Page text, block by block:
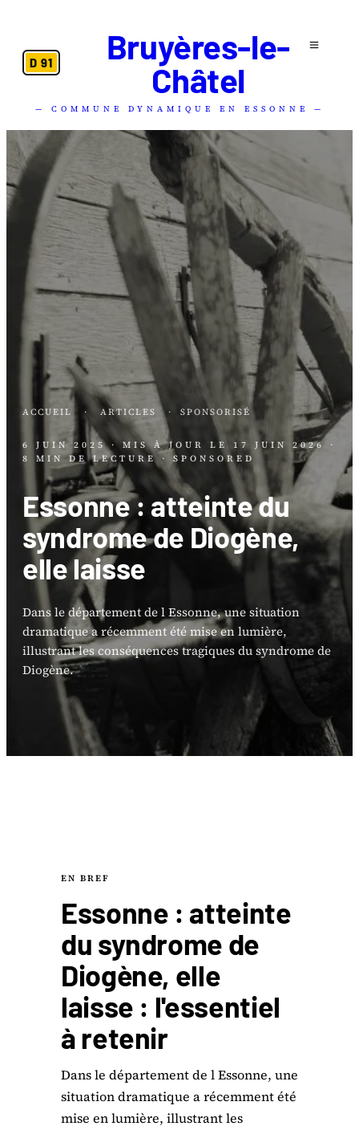
D 91
Bruyères-le-
Châtel
— COMMUNE DYNAMIQUE EN ESSONNE —
ACCUEIL · ARTICLES · SPONSORISÉ
6 JUIN 2025 · MIS À JOUR LE 17 JUIN 2026
·
8 MIN DE LECTURE · SPONSORED
Essonne : atteinte du
syndrome de Diogène,
elle laisse
Dans le département de l Essonne, une situation
dramatique a récemment été mise en lumière,
illustrant les conséquences tragiques du syndrome de
Diogène.
EN BREF
Essonne : atteinte
du syndrome de
Diogène, elle
laisse : l'essentiel
à retenir
Dans le département de l Essonne, une
situation dramatique a récemment été
mise en lumière, illustrant les